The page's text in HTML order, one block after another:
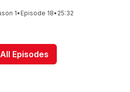
1• Episode 18• 25:32
Episodes